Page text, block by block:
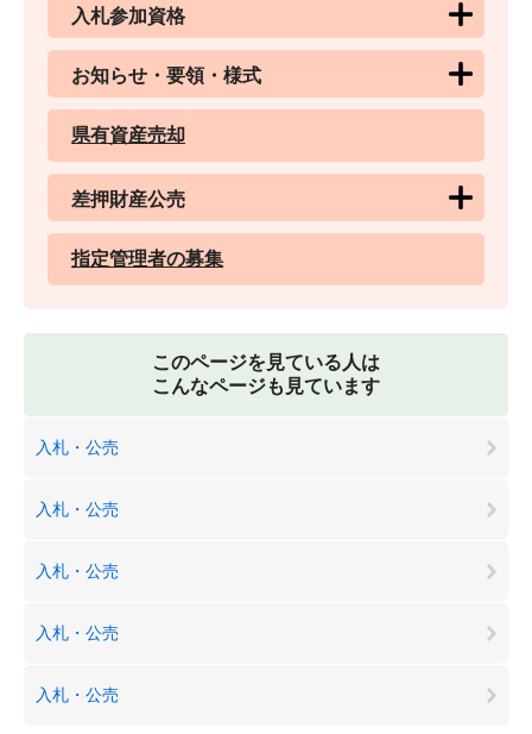
入札参加資格
お知らせ・要領・様式
県有資産売却
差押財産公売
指定管理者の募集
このページを見ている人は
こんなページも見ています
入札・公売
入札・公売
入札・公売
入札・公売
入札・公売